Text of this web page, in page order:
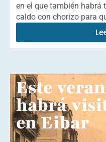
en el que también habrá
caldo con chorizo para
Este
habrá
en Eibar